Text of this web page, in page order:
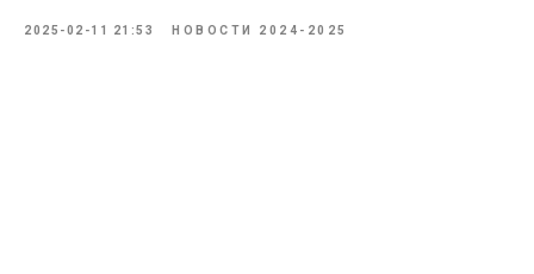
2025-02-11 21:53 НОВОСТИ 2024-2025